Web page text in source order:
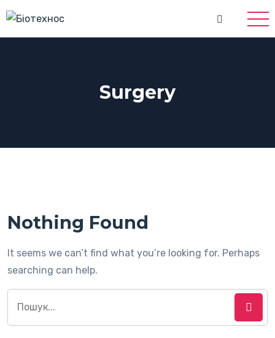
Surgery
Nothing Found
It seems we can’t find what you’re looking for. Perhaps
searching can help.